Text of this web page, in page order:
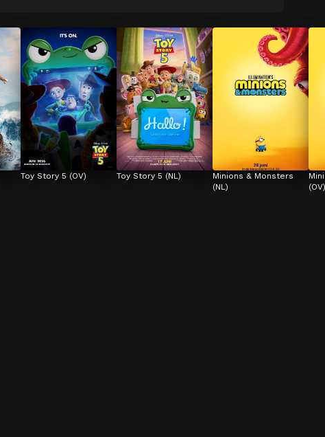
Toy Story 5 (OV) Toy Story 5 (NL)
Minions & Monsters
(NL)
(OV)